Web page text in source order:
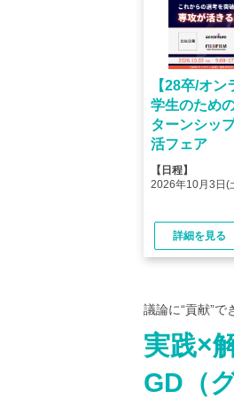
【28卒/オ
学生のため
ターンシッ
活フェア
【日程】
2026年10月3日(
詳細を見る
議論に“貢献”
実践×
GD（